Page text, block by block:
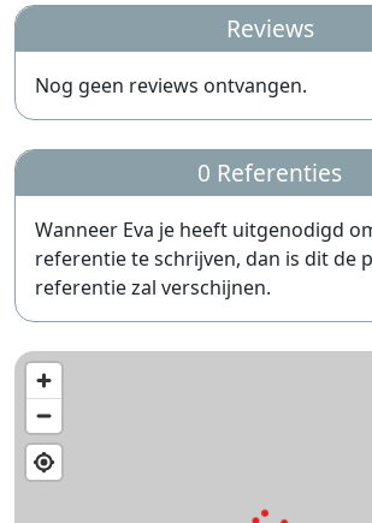
Reviews
Nog geen reviews ontvangen.
0 Referenties
Wanneer Eva je heeft uitgenodigd
referentie te schrijven, dan is dit de
referentie zal verschijnen.